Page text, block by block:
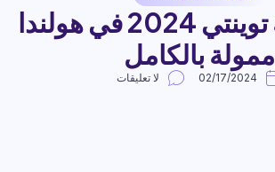
منح جامعة توينتي 2024 في هولندا
ممولة بالكامل
02/17/2024 لا تعليقات